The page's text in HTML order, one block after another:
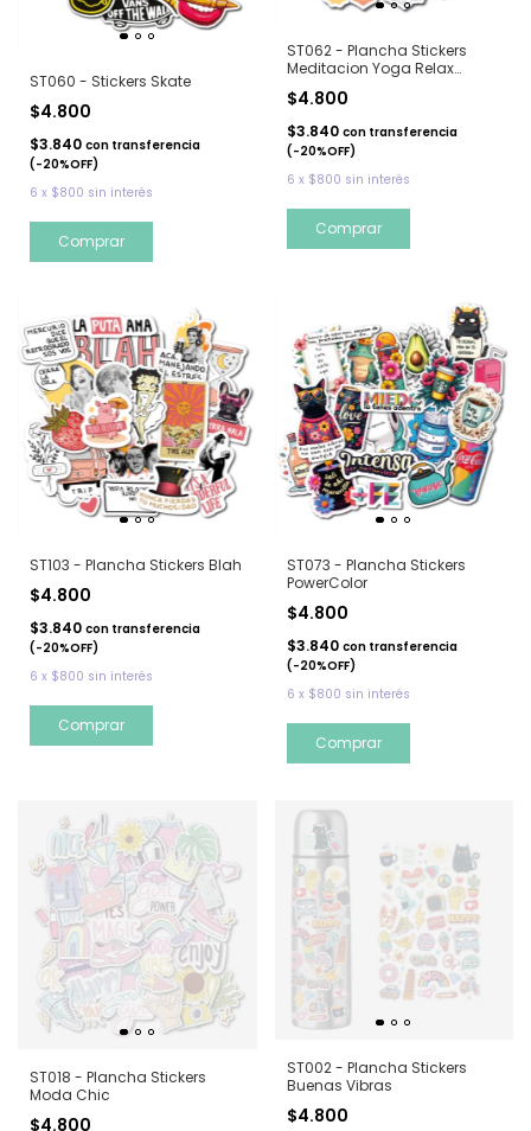
ST060 - Stickers Skate
$4.800
$3.840 con transferencia
(-20%OFF)
6 x $800 sin interés
ST062 - Plancha Stickers
Meditacion Yoga Relax
$4.800
$3.840 con transferencia
(-20%OFF)
6 x $800 sin interés
ST103 - Plancha Stickers Blah
$4.800
$3.840 con transferencia
(-20%OFF)
6 x $800 sin interés
ST073 - Plancha Stickers
PowerColor
$4.800
$3.840 con transferencia
(-20%OFF)
6 x $800 sin interés
ST018 - Plancha Stickers
Moda Chic
$4.800
ST002 - Plancha Stickers
Buenas Vibras
$4.800